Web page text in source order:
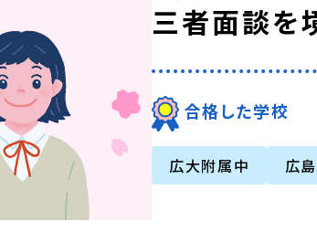
三者面談を
合格した学校
広大附属中 広